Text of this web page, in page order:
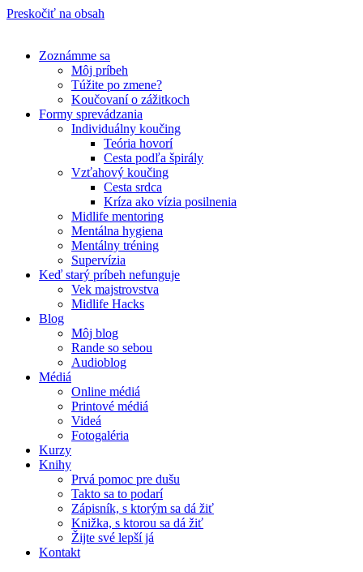
Preskočiť na obsah
Zoznámme sa
Môj príbeh
Túžite po zmene?
Koučovaní o zážitkoch
Formy sprevádzania
Individuálny koučing
Teória hovorí
Cesta podľa špirály
Vzťahový koučing
Cesta srdca
Kríza ako vízia posilnenia
Midlife mentoring
Mentálna hygiena
Mentálny tréning
Supervízia
Keď starý príbeh nefunguje
Vek majstrovstva
Midlife Hacks
Blog
Môj blog
Rande so sebou
Audioblog
Médiá
Online médiá
Printové médiá
Videá
Fotogaléria
Kurzy
Knihy
Prvá pomoc pre dušu
Takto sa to podarí
Zápisník, s ktorým sa dá žiť
Knižka, s ktorou sa dá žiť
Žijte své lepší já
Kontakt